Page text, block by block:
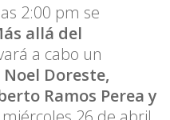
2:00 pm se
allá del
a cabo un
Noel Doreste,
Ramos Perea y